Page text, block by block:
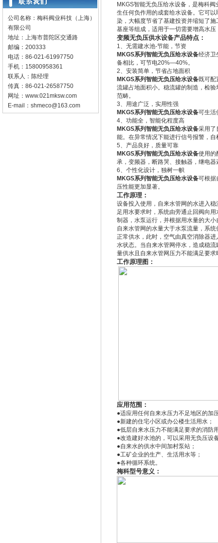
公司名称：梅科阀业科技（上海）
有限公司
地址：上海市普陀区交通路
邮编：200333
电话：86-021-61997750
手机：15800958361
联系人：陈经理
传真：86-021-26587750
网址： www.021mksw.com
E-mail： shmeco@163.com
MKGS智能无负压给水设备，是梅科
生任何负作用的成套给水设备。它可
染，大幅度节省了基建投资并缩短了
基座等组成，适用于一切需要增高水
变频无负压供水设备产品特点：
1、无需建水池-节能，节资
MKGS系列智能无负压给水设备经济卫
备相比，可节电20%—40%。
2、安装简单，节省占地面积
MKGS系列智能无负压给水设备既可配
流罐占地面积小。稳流罐的制造，检
范畴。
3、用途广泛，实用性强
MKGS系列智能无负压给水设备可生活
4、功能全，智能化程度高
MKGS系列智能无负压给水设备采用了
能。在异常情况下能进行信号报警，
5、产品良好，质量可靠
MKGS系列智能无负压给水设备使用的
承，变频器，断路哭、接触器，继电器
6、个性化设计，独树一帜
MKGS系列智能无负压给水设备可根据
压性能更加显著。
工作原理：
设备投入使用，自来水管网的水进入
足用水要求时，系统由旁通止回阀向
制器，水泵运行，并根据用水量的大
自来水管网的水量大于水泵流量，系
正常供水，此时，空气由真空消除器
水状态。当自来水管网停水，造成稳
量供水且自来水管网压力不能满足要
工作原理图：
应用范围：
●适应用任何自来水压力不足地区的加
●新建的住宅小区或办公楼生活用水；
●低层自来水压力不能满足要求的消防
●改造建好水池的，可以采用无负压设
●自来水的供水中间加村泵站；
●工矿企业的生产、生活用水等；
●各种循环系统。
梅科型号意义：